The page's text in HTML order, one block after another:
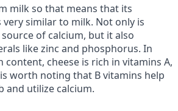
milk so that means that its
similar to milk. Not only is
of calcium, but it also
like zinc and phosphorus. In
cheese is rich in vitamins A,
is worth noting that B vitamins help
and utilize calcium.